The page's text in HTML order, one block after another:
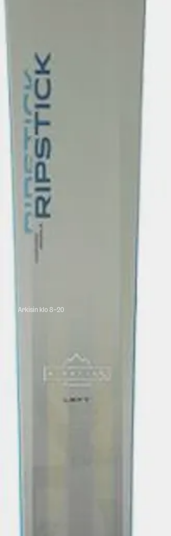
Ripstick 102 24/25
102-milliset offarisukset naisille, hyvä valinta jo tovin
Asiakaspalvelu
Arkisin klo 8–20
Maksutavat